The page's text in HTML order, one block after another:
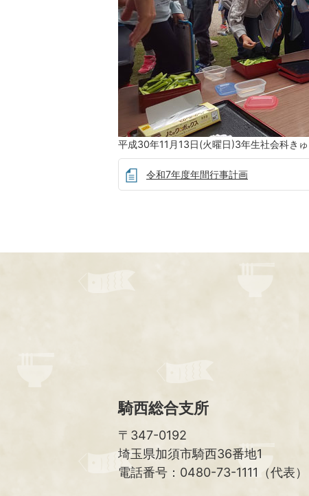
平成30年11月13日(火曜日)3年生社会科き
令和7年度年間行事計画
騎西総合支所
〒347-0192
埼玉県加須市騎西36番地1
電話番号：0480-73-1111（代表）